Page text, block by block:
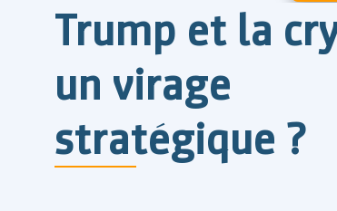
Trump et la
un virage
stratégique ?